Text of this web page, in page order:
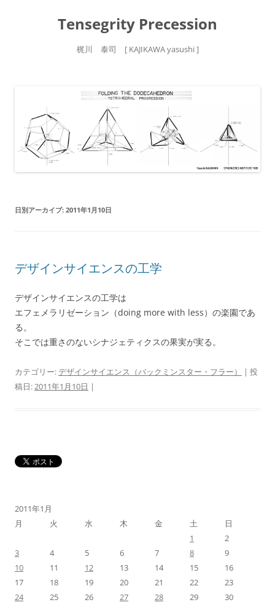
Tensegrity Precession
梶川 泰司 [ KAJIKAWA yasushi ]
テ
ン
プ
日別アーカイブ: 2011年1月10日
デザインサイエンスの工学
デザインサイエンスの工学は
エフェメラリゼーション（doing more with less）の楽園であ
る。
そこでは重さのないシナジェティクスの果実が実る。
カテゴリー: デザインサイエンス（バックミンスター・フラー）
| 投
稿日:2011年1月10日 |
2011年1月
月
火 水 木 金 土
日
1
2
3
4 5 6 7 8
9
10
11 12 13 14 15
16
17
18 19 20 21 22
23
24
25 26 27 28 29
30